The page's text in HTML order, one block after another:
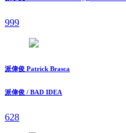
999
派偉俊 Patrick Brasca
派偉俊 / BAD IDEA
628